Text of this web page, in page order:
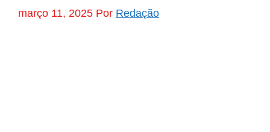
março 11, 2025 Por Redação